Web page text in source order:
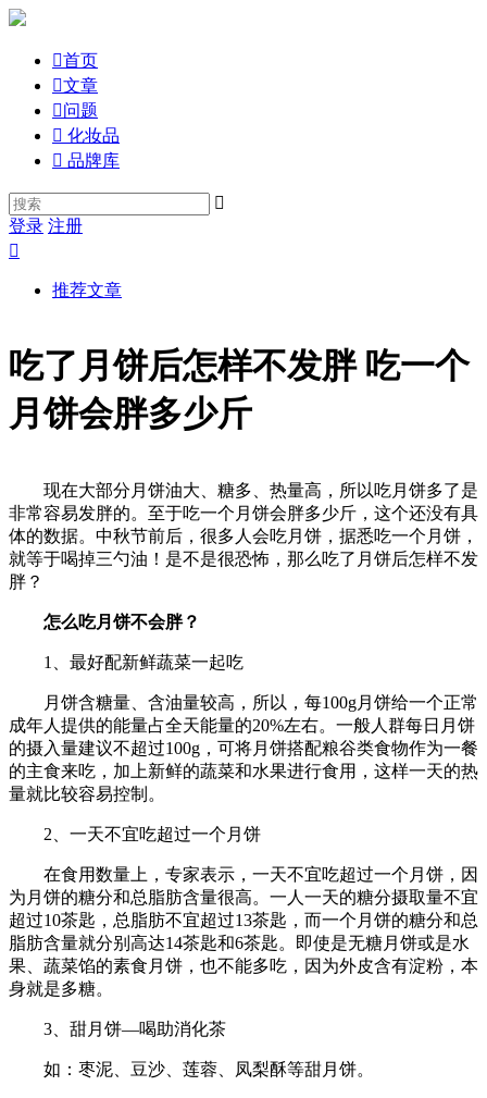
首页
文章
问题
 化妆品
 品牌库

登录 注册

推荐文章
吃了月饼后怎样不发胖 吃一个
月饼会胖多少斤
现在大部分月饼油大、糖多、热量高，所以吃月饼多了是
非常容易发胖的。至于吃一个月饼会胖多少斤，这个还没有具
体的数据。中秋节前后，很多人会吃月饼，据悉吃一个月饼，
就等于喝掉三勺油！是不是很恐怖，那么吃了月饼后怎样不发
胖？
怎么吃月饼不会胖？
1、最好配新鲜蔬菜一起吃
月饼含糖量、含油量较高，所以，每100g月饼给一个正常
成年人提供的能量占全天能量的20%左右。一般人群每日月饼
的摄入量建议不超过100g，可将月饼搭配粮谷类食物作为一餐
的主食来吃，加上新鲜的蔬菜和水果进行食用，这样一天的热
量就比较容易控制。
2、一天不宜吃超过一个月饼
在食用数量上，专家表示，一天不宜吃超过一个月饼，因
为月饼的糖分和总脂肪含量很高。一人一天的糖分摄取量不宜
超过10茶匙，总脂肪不宜超过13茶匙，而一个月饼的糖分和总
脂肪含量就分别高达14茶匙和6茶匙。即使是无糖月饼或是水
果、蔬菜馅的素食月饼，也不能多吃，因为外皮含有淀粉，本
身就是多糖。
3、甜月饼—喝助消化茶
如：枣泥、豆沙、莲蓉、凤梨酥等甜月饼。